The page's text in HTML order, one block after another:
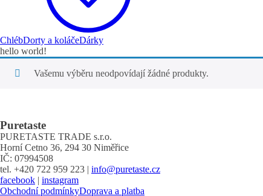
ChlébDorty a koláčeDárky
hello world!
Vašemu výběru neodpovídají žádné produkty.
Puretaste
PURETASTE TRADE s.r.o.
Horní Cetno 36, 294 30 Niměřice
IČ: 07994508
tel. +420 722 959 223 | info@puretaste.cz
facebook | instagram
Obchodní podmínkyDoprava a platba